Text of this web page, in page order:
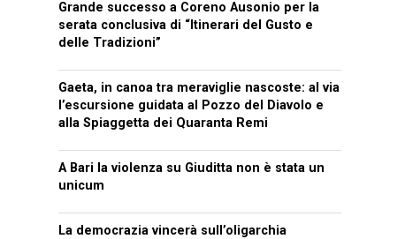
Grande successo a Coreno Ausonio per la
serata conclusiva di “Itinerari del Gusto e
delle Tradizioni”
Gaeta, in canoa tra meraviglie nascoste: al via
l’escursione guidata al Pozzo del Diavolo e
alla Spiaggetta dei Quaranta Remi
A Bari la violenza su Giuditta non è stata un
unicum
La democrazia vincerà sull’oligarchia